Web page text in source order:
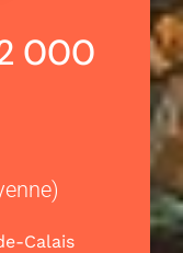
000
Calais